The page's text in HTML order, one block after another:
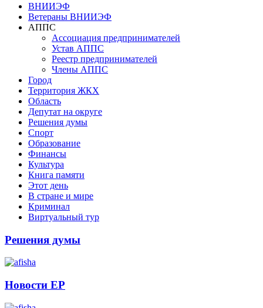
ВНИИЭФ
Ветераны ВНИИЭФ
АППС
Ассоциация предпринимателей
Устав АППС
Реестр предпринимателей
Члены АППС
Город
Территория ЖКХ
Область
Депутат на округе
Решения думы
Спорт
Образование
Финансы
Культура
Книга памяти
Этот день
В стране и мире
Криминал
Виртуальный тур
Решения думы
Новости ЕР